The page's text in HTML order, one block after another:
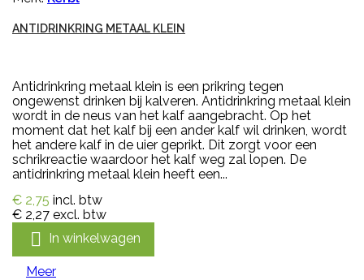
ANTIDRINKRING METAAL KLEIN
Antidrinkring metaal klein is een prikring tegen
ongewenst drinken bij kalveren. Antidrinkring metaal klein
wordt in de neus van het kalf aangebracht. Op het
moment dat het kalf bij een ander kalf wil drinken, wordt
het andere kalf in de uier geprikt. Dit zorgt voor een
schrikreactie waardoor het kalf weg zal lopen. De
antidrinkring metaal klein heeft een...
€ 2,75 incl. btw
€ 2,27 excl. btw
 In winkelwagen
Meer